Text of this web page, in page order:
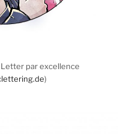
par excellence
)